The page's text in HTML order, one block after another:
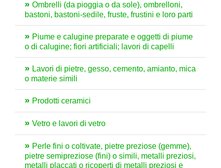
Ombrelli (da pioggia o da sole), ombrelloni,
bastoni, bastoni-sedile, fruste, frustini e loro parti
Piume e calugine preparate e oggetti di piume
o di calugine; fiori artificiali; lavori di capelli
Lavori di pietre, gesso, cemento, amianto, mica
o materie simili
Prodotti ceramici
Vetro e lavori di vetro
Perle fini o coltivate, pietre preziose (gemme),
pietre semipreziose (fini) o simili, metalli preziosi,
metalli placcati o ricoperti di metalli preziosi e